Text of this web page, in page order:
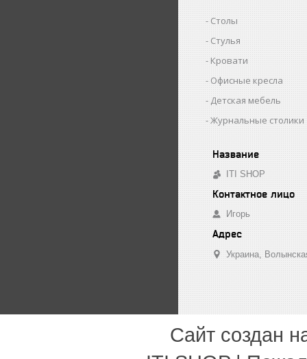
Столы
Стулья
Кровати
Офисные кресла
Детская мебель
Журнальные столики
ITI SHOP
Игорь
Украина
Сайт создан